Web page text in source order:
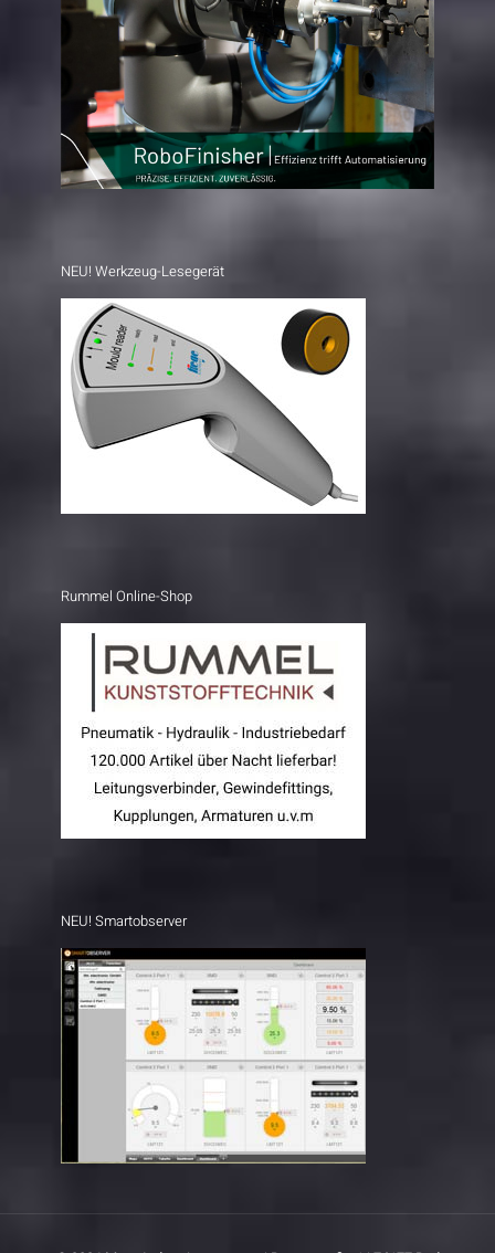
NEU! Werkzeug-Lesegerät
Rummel Online-Shop
NEU! Smartobserver